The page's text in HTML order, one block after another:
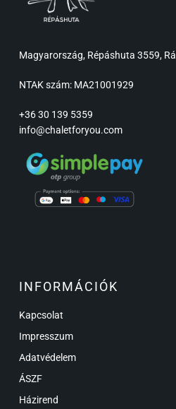
Magyarország, Répáshuta 3559,
NTAK szám: MA21001929
+36 30 139 5359
info@chaletforyou.com
INFORMÁCIÓK
Kapcsolat
Impresszum
Adatvédelem
ÁSZF
Házirend